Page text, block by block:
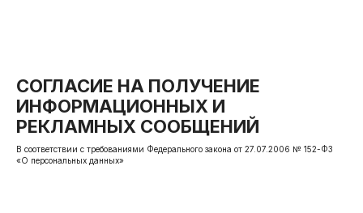
СОГЛАСИЕ НА ПОЛУЧЕНИЕ
ИНФОРМАЦИОННЫХ И
РЕКЛАМНЫХ СООБЩЕНИЙ
В соответствии с требованиями Федерального закона от 27.07.2006 № 152-ФЗ
«О персональных данных»